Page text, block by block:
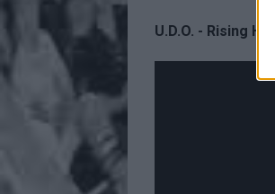
U.D.O. - Rising High